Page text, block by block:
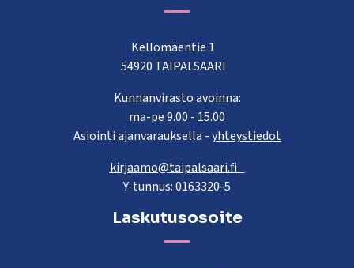
Kellomäentie 1
54920 TAIPALSAARI
Kunnanvirasto avoinna:
ma-pe 9.00 - 15.00
Asiointi ajanvarauksella -yhteystiedot
kirjaamo@taipalsaari.fi
Y-tunnus: 0163320-5
Laskutusosoite